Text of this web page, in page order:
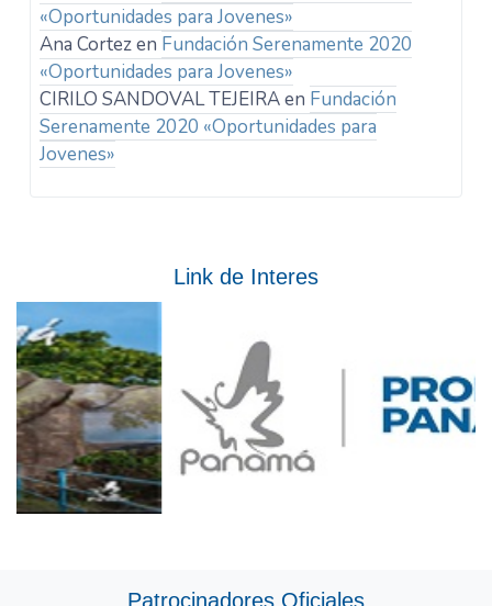
«Oportunidades para Jovenes»
Ana Cortezen Fundación Serenamente 2020
«Oportunidades para Jovenes»
CIRILO SANDOVAL TEJEIRAen Fundación
Serenamente 2020 «Oportunidades para
Jovenes»
Link de Interes
Patrocinadores Oficiales